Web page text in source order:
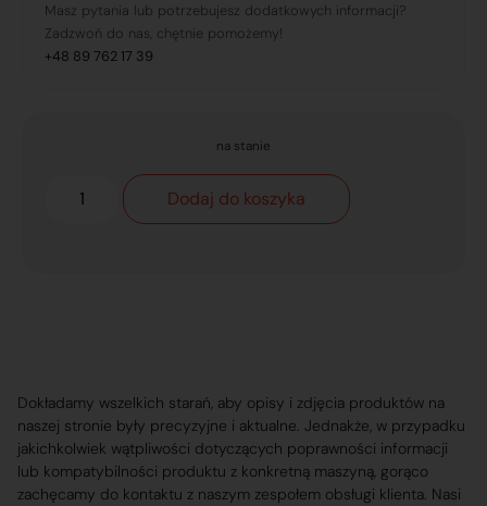
Masz pytania lub potrzebujesz dodatkowych informacji?
Zadzwoń do nas, chętnie pomożemy!
+48 89 762 17 39
na stanie
Dodaj do koszyka
Dokładamy wszelkich starań, aby opisy i zdjęcia produktów na
naszej stronie były precyzyjne i aktualne. Jednakże, w przypadku
jakichkolwiek wątpliwości dotyczących poprawności informacji
lub kompatybilności produktu z konkretną maszyną, gorąco
zachęcamy do kontaktu z naszym zespołem obsługi klienta. Nasi